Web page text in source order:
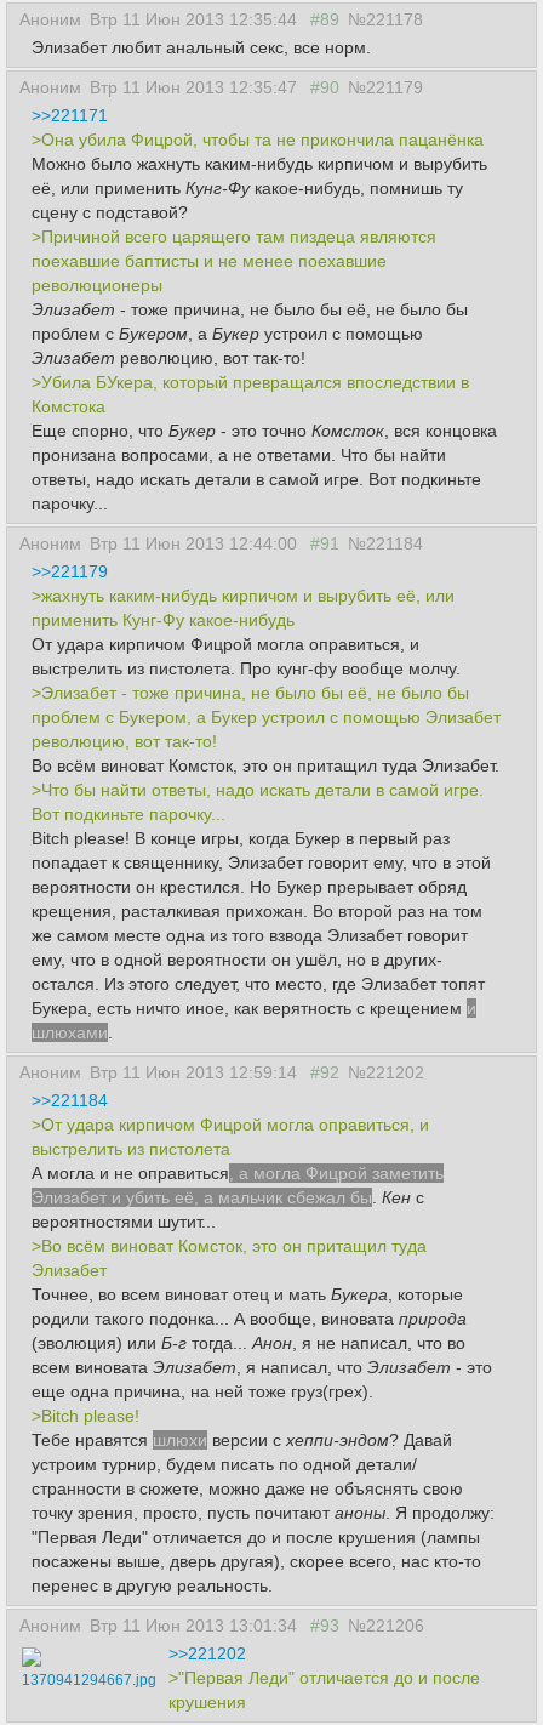
Аноним Втр 11 Июн 2013 12:35:44 #89 №221178
Элизабет любит анальный секс, все норм.
Аноним Втр 11 Июн 2013 12:35:47 #90 №221179
>>221171
>Она убила Фицрой, чтобы та не прикончила пацанёнка
Можно было жахнуть каким-нибудь кирпичом и вырубить
её, или применить Кунг-Фукакое-нибудь, помнишь ту
сцену с подставой?
>Причиной всего царящего там пиздеца являются
поехавшие баптисты и не менее поехавшие
революционеры
Элизабет - тоже причина , не было бы её, не было бы
проблем с Букером , а Букер устроил с помощью
Элизабет революцию, вот так-то!
>Убила БУкера, который превращался впоследствии в
Комстока
Еще спорно, что Букер - это точно Комсток , вся концовка
пронизана вопросами, а не ответами. Что бы найти
ответы, надо искать детали в самой игре. Вот подкиньте
парочку...
Аноним Втр 11 Июн 2013 12:44:00 #91
№221184
>>221179
>жахнуть каким-нибудь кирпичом и вырубить её, или
применить Кунг-Фу какое-нибудь
От удара кирпичом Фицрой могла оправиться, и
выстрелить из пистолета. Про кунг-фу вообще молчу.
>Элизабет - тоже причина, не было бы её, не было бы
проблем с Букером, а Букер устроил с помощью Элизабет
революцию, вот так-то!
Во всём виноват Комсток, это он притащил туда Элизабет.
>Что бы найти ответы, надо искать детали в самой игре.
Вот подкиньте парочку...
Bitch please! В конце игры, когда Букер в первый раз
попадает к священнику, Элизабет говорит ему, что в этой
вероятности он крестился. Но Букер прерывает обряд
крещения, расталкивая прихожан. Во второй раз на том
же самом месте одна из того взвода Элизабет говорит
ему, что в одной вероятности он ушёл, но в других-
остался. Из этого следует, что место, где Элизабет топят
Букера, есть ничто иное, как верятность с крещением и
шлюхами
Аноним Втр 11 Июн 2013 12:59:14 #92 №221202
>>221184
>От удара кирпичом Фицрой могла оправиться, и
выстрелить из пистолета
А могла и не оправиться , а могла Фицрой заметить
Элизабет и убить её, а мальчик сбежал бы Кен с
вероятностями шутит...
>Во всём виноват Комсток, это он притащил туда
Элизабет
Точнее, во всем виноват отец и мать Букера , которые
родили такого подонка... А вообще, виновата природа
(эволюция) или Б-г тогда... Анон , я не написал, что во
всем виновата Элизабет , я написал, что Элизабет - это
еще одна причина , на ней тоже груз(грех).
>Bitch please!
Тебе нравятся шлюхи версии с хеппи-эндом? Давай
устроим турнир, будем писать по одной детали/
странности в сюжете, можно даже не объяснять свою
точку зрения, просто, пусть почитаютаноны . Я продолжу:
"Первая Леди" отличается до и после крушения (лампы
посажены выше, дверь другая), скорее всего, нас кто-то
перенес в другую реальность.
Аноним Втр 11 Июн 2013 13:01:34 #93 №221206
1370941294667.jpg
>>221202
>"Первая Леди" отличается до и после
крушения